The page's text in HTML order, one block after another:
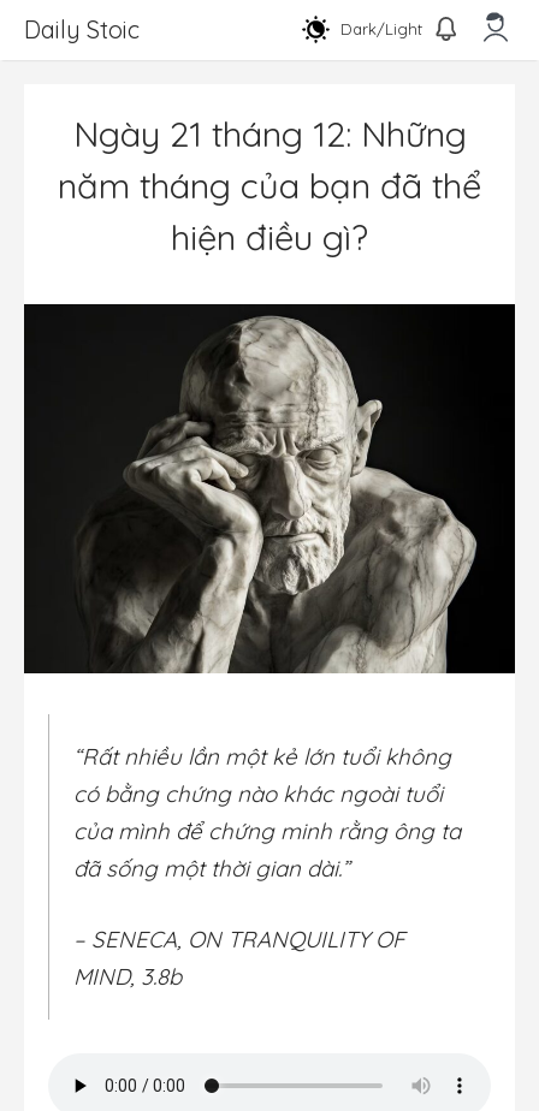
đến
Daily Stoic Dark/Light
Ngày 21 tháng 12: Những
năm tháng của bạn đã thể
hiện điều gì?
“Rất nhiều lần một kẻ lớn tuổi không
có bằng chứng nào khác ngoài tuổi
của mình để chứng minh rằng ông ta
đã sống một thời gian dài.”
– SENECA, ON TRANQUILITY OF
MIND, 3.8b